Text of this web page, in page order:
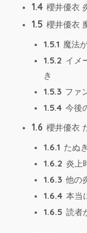
1.4 櫻井優衣
1.5 櫻井優衣
1.5.1 魔法
1.5.2 イメ
き
1.5.3 ファ
1.5.4 今後
1.6 櫻井優衣
1.6.1 たぬ
1.6.2 炎上
1.6.3 他の
1.6.4 本当
1.6.5 読者